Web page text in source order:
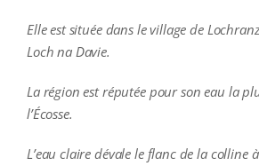
Elle est située dans le village de
Loch na Davie.
La région est réputée pour son eau la
l’Écosse.
L’eau claire dévale le flanc de la colline